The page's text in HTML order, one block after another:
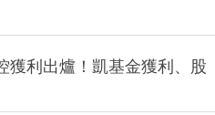
獲利出爐！凱基金獲利、股